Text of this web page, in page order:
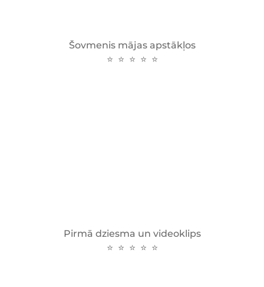
Šovmenis mājas apstākļos
⭐ ⭐ ⭐ ⭐ ⭐
Pirmā dziesma un videoklips
⭐ ⭐ ⭐ ⭐ ⭐